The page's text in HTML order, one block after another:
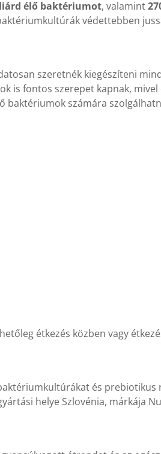
élő baktériumot, valamint
védettebben
szeretnék kiegészíteni
fontos szerepet kapnak,
baktériumok számára
étkezés közben vagy
és
helye Szlovénia, márkája